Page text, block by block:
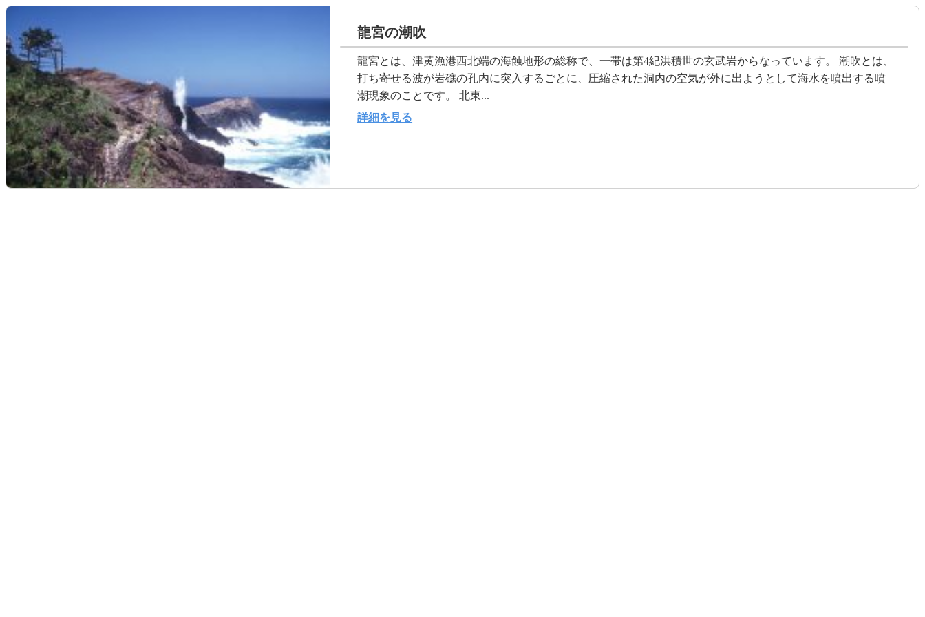
龍宮の潮吹
龍宮とは、津黄漁港西北端の海蝕地形の総称で、一帯は第4紀洪積世の玄武岩からなっています。 潮吹とは、
打ち寄せる波が岩礁の孔内に突入するごとに、圧縮された洞内の空気が外に出ようとして海水を噴出する噴
潮現象のことです。 北東...
詳細を見る